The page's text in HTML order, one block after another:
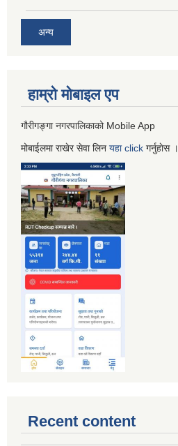
अन्य
हाम्रो माेबाइल एप
गौरीगङ्गा नगरपालिकाको Mobile App
मोबाईलमा राखेर सेवा लिन यहाclick गर्नुहाेस ।
Recent content